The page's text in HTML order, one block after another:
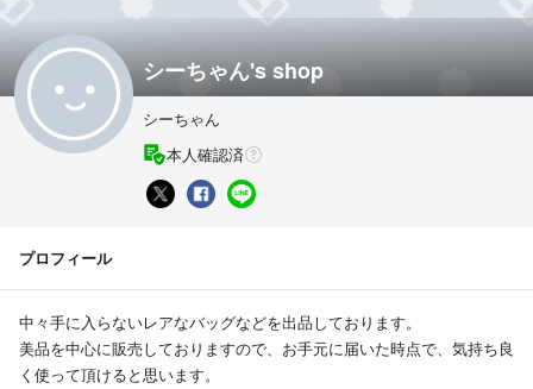
シーちゃん's shop
シーちゃん
本人確認済
プロフィール
中々手に入らないレアなバッグなどを出品しております。
美品を中心に販売しておりますので、お手元に届いた時点で、気持ち良
く使って頂けると思います。